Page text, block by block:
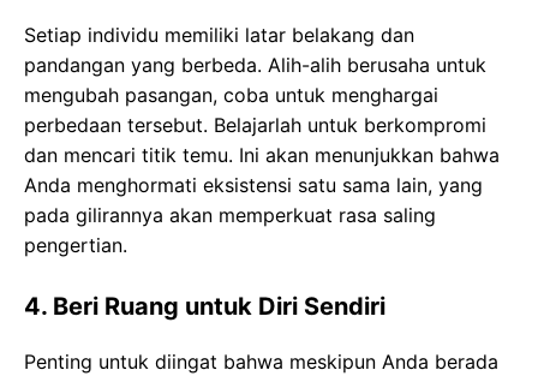
Setiap individu memiliki latar belakang dan
pandangan yang berbeda. Alih-alih berusaha untuk
mengubah pasangan, coba untuk menghargai
perbedaan tersebut. Belajarlah untuk berkompromi
dan mencari titik temu. Ini akan menunjukkan bahwa
Anda menghormati eksistensi satu sama lain, yang
pada gilirannya akan memperkuat rasa saling
pengertian.
4. Beri Ruang untuk Diri Sendiri
Penting untuk diingat bahwa meskipun Anda berada